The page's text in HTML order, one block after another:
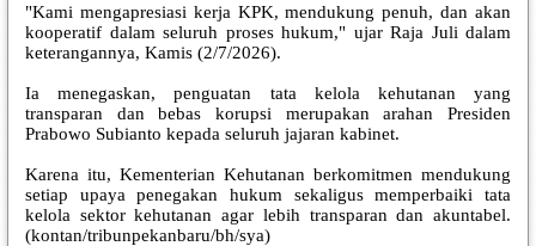
"Kami mengapresiasi kerja KPK, mendukung penuh, dan akan
kooperatif dalam seluruh proses hukum," ujar Raja Juli dalam
keterangannya, Kamis (2/7/2026).
Ia menegaskan, penguatan tata kelola kehutanan yang
transparan dan bebas korupsi merupakan arahan Presiden
Prabowo Subianto kepada seluruh jajaran kabinet.
Karena itu, Kementerian Kehutanan berkomitmen mendukung
setiap upaya penegakan hukum sekaligus memperbaiki tata
kelola sektor kehutanan agar lebih transparan dan akuntabel.
(kontan/tribunpekanbaru/bh/sya)